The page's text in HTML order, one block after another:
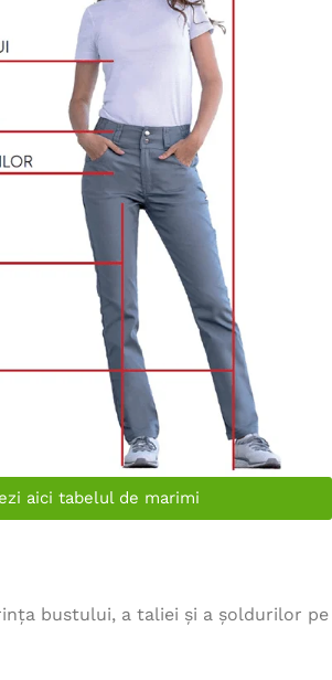
aici tabelul de marimi
bustului, a taliei și a șoldurilor pe